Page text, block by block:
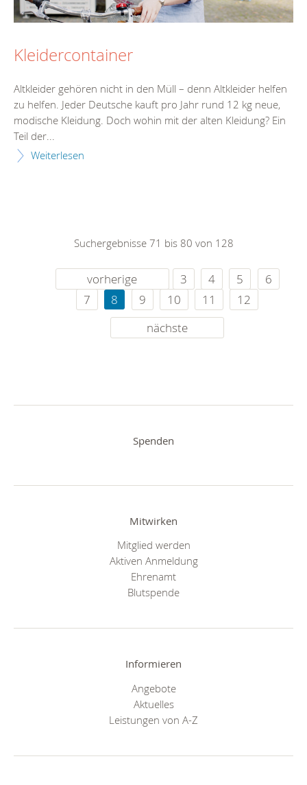
Kleidercontainer
Altkleider gehören nicht in den Müll – denn Altkleider helfen
zu helfen. Jeder Deutsche kauft pro Jahr rund 12 kg neue,
modische Kleidung. Doch wohin mit der alten Kleidung? Ein
Teil der...
Weiterlesen
Suchergebnisse 71 bis 80 von 128
vorherige 3 4 5
6
7
8 9 10 11
12
nächste
Spenden
Mitwirken
Mitglied werden
Aktiven Anmeldung
Ehrenamt
Blutspende
Informieren
Angebote
Aktuelles
Leistungen von A-Z